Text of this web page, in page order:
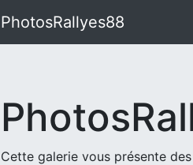
PhotosRallyes88
Cette galerie vous présente